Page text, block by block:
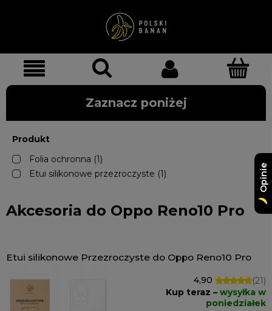
Zaznacz poniżej
Produkt
Folia ochronna (1)
Etui silikonowe przezroczyste (1)
Akcesoria do Oppo Reno10 Pro
Etui silikonowe Przezroczyste do Oppo Reno10 Pro
4,90
(21)
Kup teraz – wysyłka w
poniedziałek
Opinie